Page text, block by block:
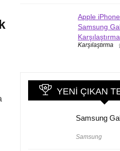
Apple
Samsung
Karşılaştırma
Karşılaştırma
YENI ÇIKAN
Samsung
Samsung